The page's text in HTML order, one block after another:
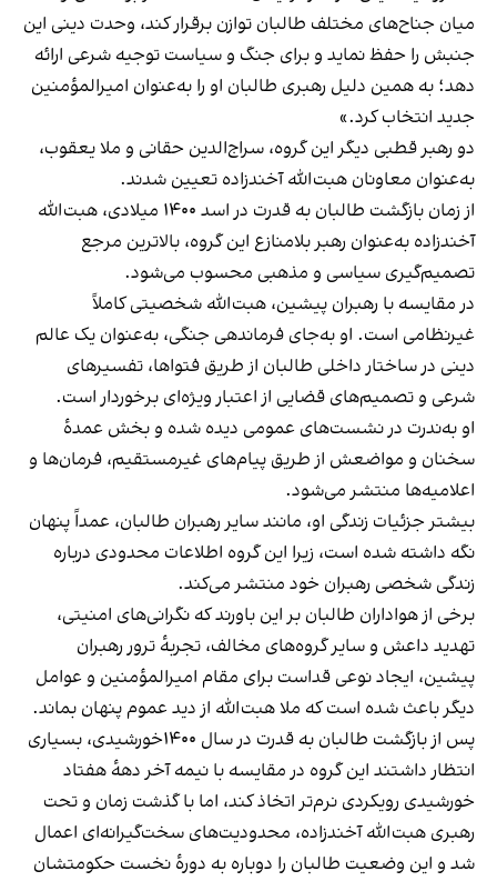
میان جناح‌های مختلف طالبان توازن برقرار کند، وحدت دینی این
جنبش را حفظ نماید و برای جنگ و سیاست توجیه شرعی ارائه
دهد؛ به همین دلیل رهبری طالبان او را به‌عنوان امیرالمؤمنین
جدید انتخاب کرد.»
دو رهبر قطبی دیگر این گروه، سراج‌الدین حقانی و ملا یعقوب،
به‌عنوان معاونان هبت‌الله آخندزاده تعیین شدند.
از زمان بازگشت طالبان به قدرت در اسد ۱۴۰۰ میلادی، هبت‌الله
آخندزاده به‌عنوان رهبر بلامنازع این گروه، بالاترین مرجع
تصمیم‌گیری سیاسی و مذهبی محسوب می‌شود.
در مقایسه با رهبران پیشین، هبت‌الله شخصیتی کاملاً
غیرنظامی است. او به‌جای فرماندهی جنگی، به‌عنوان یک عالم
دینی در ساختار داخلی طالبان از طریق فتواها، تفسیرهای
شرعی و تصمیم‌های قضایی از اعتبار ویژه‌ای برخوردار است.
او به‌ندرت در نشست‌های عمومی دیده شده و بخش عمدهٔ
سخنان و مواضعش از طریق پیام‌های غیرمستقیم، فرمان‌ها و
اعلامیه‌ها منتشر می‌شود.
بیشتر جزئیات زندگی او، مانند سایر رهبران طالبان، عمداً پنهان
نگه داشته شده است، زیرا این گروه اطلاعات محدودی درباره
زندگی شخصی رهبران خود منتشر می‌کند.
برخی از هواداران طالبان بر این باورند که نگرانی‌های امنیتی،
تهدید داعش و سایر گروه‌های مخالف، تجربهٔ ترور رهبران
پیشین، ایجاد نوعی قداست برای مقام امیرالمؤمنین و عوامل
دیگر باعث شده است که ملا هبت‌الله از دید عموم پنهان بماند.
پس از بازگشت طالبان به قدرت در سال ۱۴۰۰خورشیدی، بسیاری
انتظار داشتند این گروه در مقایسه با نیمه آخر دههٔ هفتاد
خورشیدی رویکردی نرم‌تر اتخاذ کند، اما با گذشت زمان و تحت
رهبری هبت‌الله آخندزاده، محدودیت‌های سخت‌گیرانه‌ای اعمال
شد و این وضعیت طالبان را دوباره به دورهٔ نخست حکومتشان